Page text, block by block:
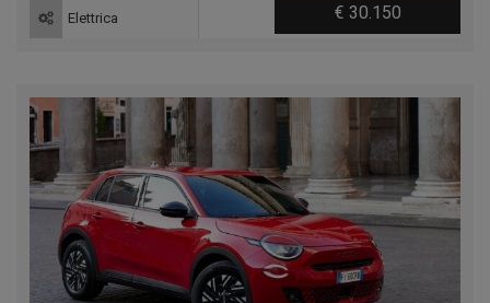
€ 30.150
Elettrica